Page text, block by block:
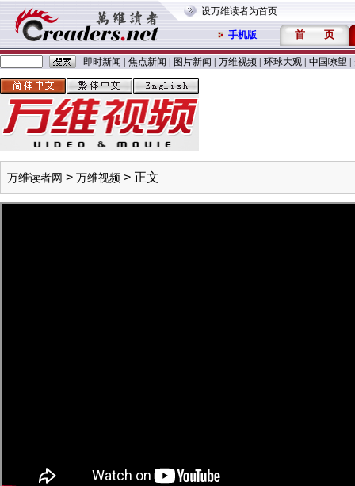
设万维读者为首页
手机版 首 页
即时新闻 焦点新闻 图片新闻 万维视频 环球大观 中国嘹望
万维读者网 > 万维视频 > 正文